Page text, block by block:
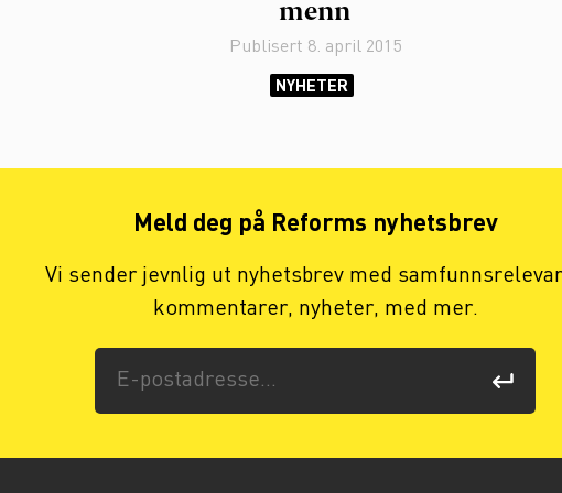
menn
Publisert 8. april 2015
NYHETER
Meld deg på Reforms nyhetsbrev
Vi sender jevnlig ut nyhetsbrev med
kommentarer, nyheter, med mer.